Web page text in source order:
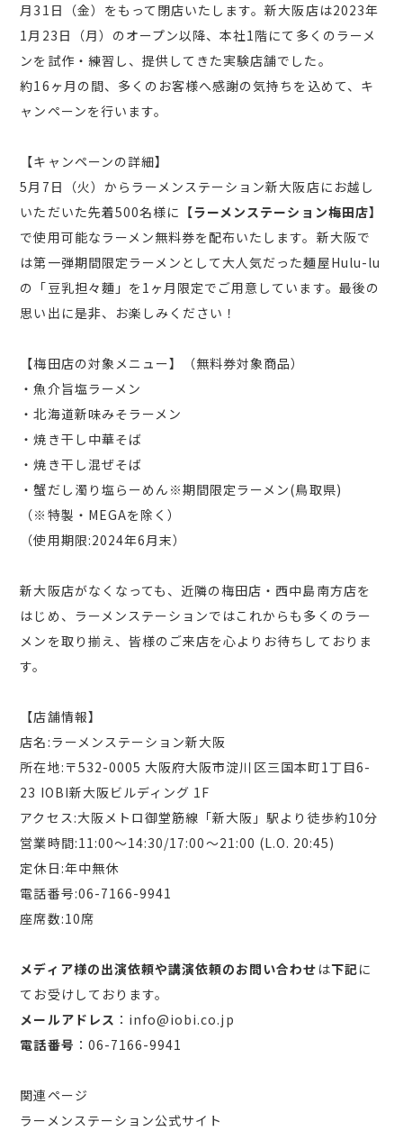
月31日（金）をもって閉店いたします。新大阪店は2023年
1月23日（月）のオープン以降、本社1階にて多くのラーメ
ンを試作・練習し、提供してきた実験店舗でした。
約16ヶ月の間、多くのお客様へ感謝の気持ちを込めて、キ
ャンペーンを行います。
【キャンペーンの詳細】
5月7日（火）からラーメンステーション新大阪店にお越し
いただいた先着500名様に 【ラーメンステーション梅田店】
で使用可能なラーメン無料券を配布いたします。新大阪で
は第一弾期間限定ラーメンとして大人気だった麺屋Hulu-lu
の「豆乳担々麵」を1ヶ月限定でご用意しています。最後の
思い出に是非、お楽しみください！
【梅田店の対象メニュー】（無料券対象商品）
・魚介旨塩ラーメン
・北海道新味みそラーメン
・焼き干し中華そば
・焼き干し混ぜそば
・蟹だし濁り塩らーめん※期間限定ラーメン(鳥取県)
（※特製・MEGAを除く）
（使用期限:2024年6月末）
新大阪店がなくなっても、近隣の梅田店・西中島南方店を
はじめ、ラーメンステーションではこれからも多くのラー
メンを取り揃え、皆様のご来店を心よりお待ちしておりま
す。
【店舗情報】
店名:ラーメンステーション新大阪
所在地:〒532-0005 大阪府大阪市淀川区三国本町1丁目6-
23 IOBI新大阪ビルディング 1F
アクセス:大阪メトロ御堂筋線「新大阪」駅より徒歩約10分
営業時間:11:00〜14:30/17:00〜21:00 (L.O. 20:45)
定休日:年中無休
電話番号:06-7166-9941
座席数:10席
メディア様の出演依頼や講演依頼のお問い合わせ は下記に
てお受けしております。
メールアドレス ：info@iobi.co.jp
電話番号 ：06-7166-9941
関連ページ
ラーメンステーション公式サイト